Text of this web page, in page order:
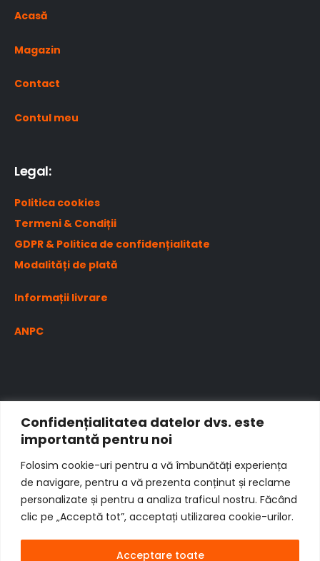
Confidențialitatea datelor dvs. este
importantă pentru noi
Folosim cookie-uri pentru a vă îmbunătăți experiența
de navigare, pentru a vă prezenta conținut și reclame
personalizate și pentru a analiza traficul nostru. Făcând
clic pe „Acceptă tot”, acceptați utilizarea cookie-urilor.
Acceptare toate
Acasă
Magazin
Contact
Contul meu
Legal:
Politica cookies
Termeni & Condiții
GDPR & Politica de confidențialitate
Modalități de plată
Informații livrare
ANPC